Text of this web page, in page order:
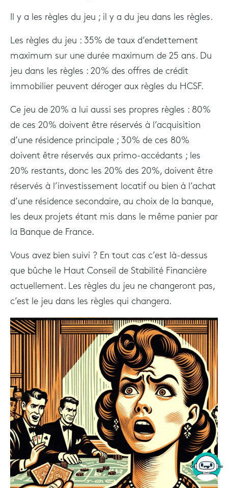
Il y a les règles du jeu ; il y a du jeu dans les règles.
Les règles du jeu : 35% de taux d’endettement
maximum sur une durée maximum de 25 ans. Du
jeu dans les règles : 20% des offres de crédit
immobilier peuvent déroger aux règles du HCSF.
Ce jeu de 20% a lui aussi ses propres règles : 80%
de ces 20% doivent être réservés à l’acquisition
d’une résidence principale ; 30% de ces 80%
doivent être réservés aux primo-accédants ; les
20% restants, donc les 20% des 20%, doivent être
réservés à l’investissement locatif ou bien à l’achat
d’une résidence secondaire, au choix de la banque,
les deux projets étant mis dans le même panier par
la Banque de France.
Vous avez bien suivi ? En tout cas c’est là-dessus
que bûche le Haut Conseil de Stabilité Financière
actuellement. Les règles du jeu ne changeront pas,
c’est le jeu dans les règles qui changera.